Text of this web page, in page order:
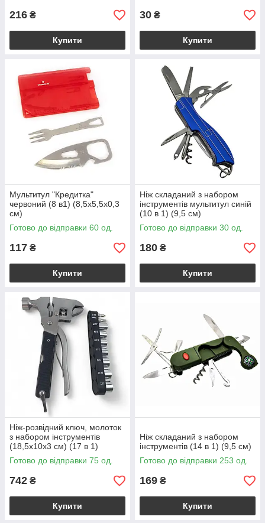
216 ₴
Купити
30 ₴
Купити
Мультитул "Кредитка"
червоний (8 в1) (8,5х5,5х0,3
см)
Готово до відправки 60 од.
117 ₴
Купити
Ніж складаний з набором
інструментів мультитул синій
(10 в 1) (9,5 см)
Готово до відправки 30 од.
180 ₴
Купити
Ніж-розвідний ключ, молоток
з набором інструментів
(18,5х10х3 см) (17 в 1)
Готово до відправки 75 од.
742 ₴
Купити
Ніж складаний з набором
інструментів (14 в 1) (9,5 см)
Готово до відправки 253 од.
169 ₴
Купити